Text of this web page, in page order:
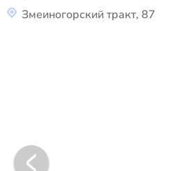
Змеиногорский тракт, 87